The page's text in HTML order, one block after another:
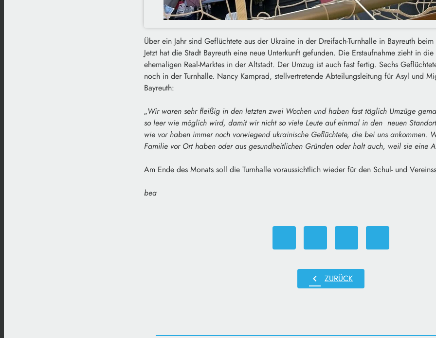
Über ein Jahr sind Geflüchtete aus der Ukraine in der Dreifach-Turnhalle in Bayreuth
Jetzt hat die Stadt Bayreuth eine neue Unterkunft gefunden. Die Erstaufnahme zieht in
ehemaligen Real-Marktes in der Altstadt. Der Umzug ist auch fast fertig. Sechs
noch in der Turnhalle. Nancy Kamprad, stellvertretende Abteilungsleitung für Asyl und
Bayreuth:
„Wir waren sehr fleißig in den letzten zwei Wochen und haben fast täglich Umzüge
so leer wie möglich wird, damit wir nicht so viele Leute auf einmal in den neuen
wie vor haben immer noch vorwiegend ukrainische Geflüchtete, die bei uns ankommen.
Familie vor Ort haben oder aus gesundheitlichen Gründen oder halt auch, weil sie eine
Am Ende des Monats soll die Turnhalle voraussichtlich wieder für den Schul- und
bea
chevron_left ZURÜCK